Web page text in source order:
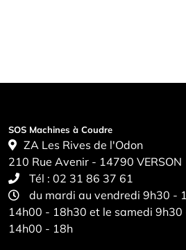
SOS Machines à Coudre
ZA Les Rives de l'Odon
210 Rue Avenir - 14790 VERSON
Tél :02 31 86 37 61
du mardi au vendredi 9h30 -
14h00 - 18h30 et le samedi
14h00 - 18h